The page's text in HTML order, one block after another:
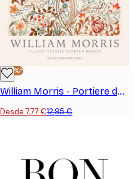
-40%*
William Morris - Portiere de Acanthus Poster
Desde 7,77 €12,95 €